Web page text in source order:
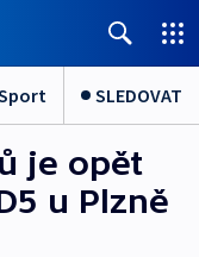
SLEDOVAT
je opět
u Plzně